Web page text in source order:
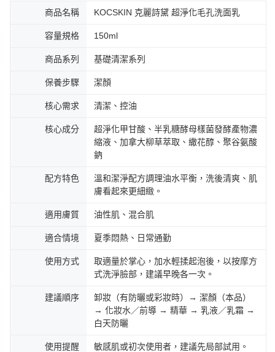
商品名稱 KOCSKIN 克麗詩黛 超淨化毛孔洗面乳
容量規格 150ml
商品系列 基礎清潔系列
保養步驟 潔顏
核心需求 清潔、控油
核心成分
超淨化甲甘酸、半乳糖酵母樣菌發酵產物濃
縮液、加拿大柳草萃取、繖花醇、聚谷氨酸
鈉
配方特色
溫和潔淨配方調理油水平衡，洗後清爽、肌
膚看起來更細緻。
適用膚質 油性肌、混合肌
適合情境 夏季悶熱、日常通勤
使用方式
取適量於掌心，加水輕揉起泡後，以按摩方
式洗淨臉部，建議早晚各一次。
建議順序
卸妝（有防曬或彩妝時）→ 潔顏（本品）
→ 化妝水／前導 → 精華 → 乳液／乳霜 →
白天防曬
使用提醒 敏感肌或初次使用者，建議先局部試用。